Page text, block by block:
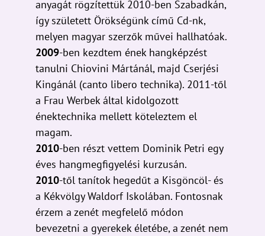
anyagát rögzítettük 2010-ben Szabadkán,
így született Örökségünk című Cd-nk,
melyen magyar szerzők művei hallhatóak.
2009-ben kezdtem ének hangképzést
tanulni Chiovini Mártánál, majd Cserjési
Kingánál (canto libero technika). 2011-től
a Frau Werbek által kidolgozott
énektechnika mellett köteleztem el
magam.
2010-ben részt vettem Dominik Petri egy
éves hangmegfigyelési kurzusán.
2010-től tanítok hegedűt a Kisgöncöl- és
a Kékvölgy Waldorf Iskolában. Fontosnak
érzem a zenét megfelelő módon
bevezetni a gyerekek életébe, a zenét nem